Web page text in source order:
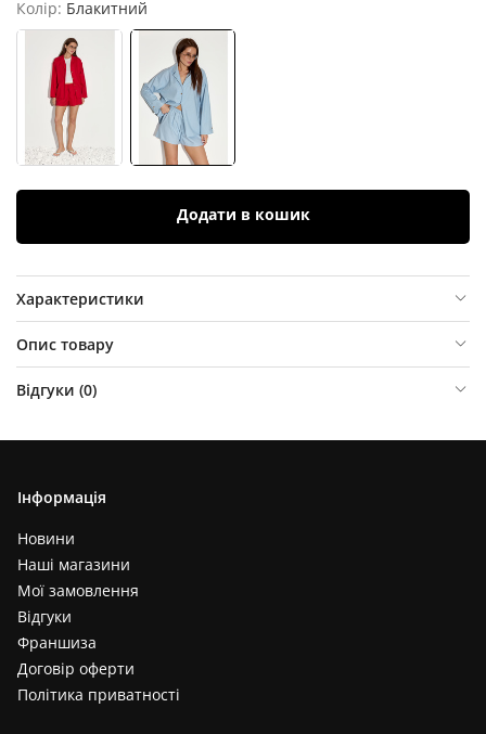
Колір: Блакитний
Додати в кошик
Характеристики
Опис товару
Відгуки (0)
Інформація
Новини
Наші магазини
Мої замовлення
Відгуки
Франшиза
Договір оферти
Політика приватності